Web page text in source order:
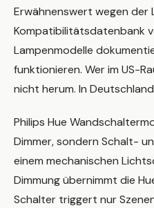
Erwähnenswert wegen der
Kompatibilitätsdatenbank
Lampenmodelle
funktionieren. Wer im US-
nicht herum. In
Philips Hue
Dimmer, sondern Schalt-
einem mechanischen
Dimmung übernimmt die
Schalter triggert nur